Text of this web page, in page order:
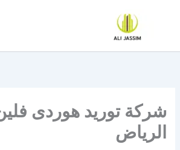
شركة توريد هوردى
الرياض